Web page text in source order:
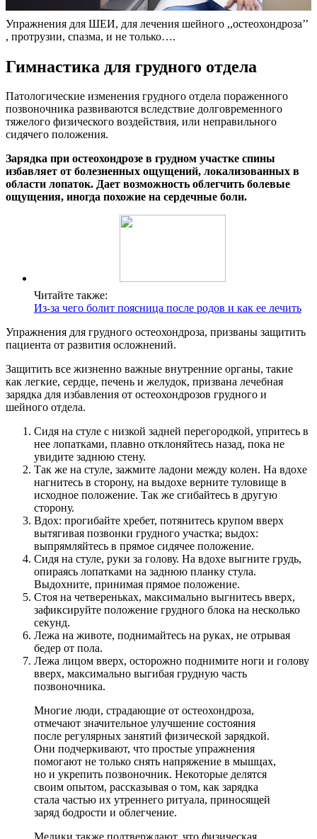
Упражнения для ШЕИ, для лечения шейного ,,остеохондроза’’
, протрузии, спазма, и не только….
Гимнастика для грудного отдела
Патологические изменения грудного отдела пораженного
позвоночника развиваются вследствие долговременного
тяжелого физического воздействия, или неправильного
сидячего положения.
Зарядка при остеохондрозе в грудном участке спины
избавляет от болезненных ощущений, локализованных в
области лопаток. Дает возможность облегчить болевые
ощущения, иногда похожие на сердечные боли.
Читайте также:
Из-за чего болит поясница после родов и как ее лечить
Упражнения для грудного остеохондроза, призваны защитить
пациента от развития осложнений.
Защитить все жизненно важные внутренние органы, такие
как легкие, сердце, печень и желудок, призвана лечебная
зарядка для избавления от остеохондрозов грудного и
шейного отдела.
Сидя на стуле с низкой задней перегородкой, упритесь в
нее лопатками, плавно отклоняйтесь назад, пока не
увидите заднюю стену.
Так же на стуле, зажмите ладони между колен. На вдохе
нагнитесь в сторону, на выдохе верните туловище в
исходное положение. Так же сгибайтесь в другую
сторону.
Вдох: прогибайте хребет, потянитесь крупом вверх
вытягивая позвонки грудного участка; выдох:
выпрямляйтесь в прямое сидячее положение.
Сидя на стуле, руки за голову. На вдохе выгните грудь,
опираясь лопатками на заднюю планку стула.
Выдохните, принимая прямое положение.
Стоя на четвереньках, максимально выгнитесь вверх,
зафиксируйте положение грудного блока на несколько
секунд.
Лежа на животе, поднимайтесь на руках, не отрывая
бедер от пола.
Лежа лицом вверх, осторожно поднимите ноги и голову
вверх, максимально выгибая грудную часть
позвоночника.
Многие люди, страдающие от остеохондроза,
отмечают значительное улучшение состояния
после регулярных занятий физической зарядкой.
Они подчеркивают, что простые упражнения
помогают не только снять напряжение в мышцах,
но и укрепить позвоночник. Некоторые делятся
своим опытом, рассказывая о том, как зарядка
стала частью их утреннего ритуала, приносящей
заряд бодрости и облегчение.